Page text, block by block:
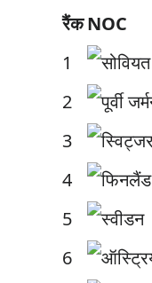
रैंकNOC
1
2
3
4
5
6